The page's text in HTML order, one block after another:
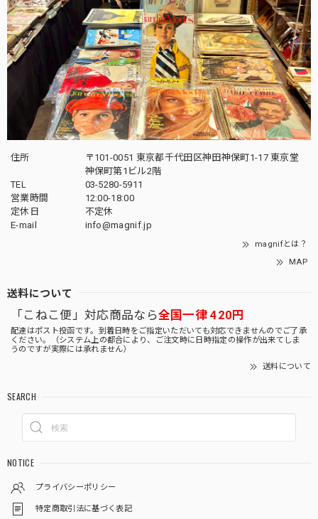
住所
〒101-0051 東京都千代田区神田神保町1-17 東京堂
神保町第1ビル2階
TEL
03-5280-5911
営業時間
12:00-18:00
定休日
不定休
E-mail
info@magnif.jp
magnifとは？
MAP
送料について
「こねこ便」対応商品なら全国一律 420円
配達はポスト投函です。到着日時をご指定いただいても対応できませんのでご了承
ください。（システム上の都合により、ご注文時に日時指定の操作が出来てしま
うのですが実際には承れません）
送料について
SEARCH
NOTICE
プライバシーポリシー
特定商取引法に基づく表記